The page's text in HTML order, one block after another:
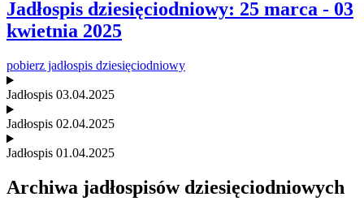
Jadłospis dziesięciodniowy: 25 marca - 03
kwietnia 2025
pobierz jadłospis dziesięciodniowy
Jadłospis 03.04.2025
Jadłospis 02.04.2025
Jadłospis 01.04.2025
Archiwa jadłospisów dziesięciodniowych